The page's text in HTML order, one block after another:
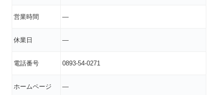
営業時間 ―
休業日 ―
電話番号 0893-54-0271
ホームページ ―